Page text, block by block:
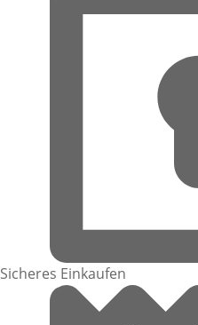
Sicheres Einkaufen